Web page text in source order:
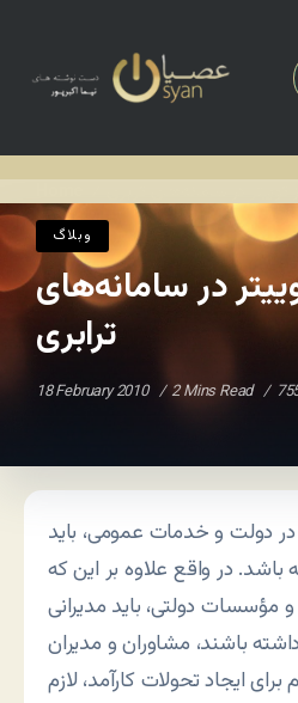
وبلاگ
در سامانه‌های
ترابری
18 February 2010 2 Mins Read
در دولت و خدمات عمومی، باید
باشد. در واقع علاوه بر این که
مؤسسات دولتی، باید مدیرانی
باشند، مشاوران و مدیران
ایجاد تحولات کارآمد، لازم